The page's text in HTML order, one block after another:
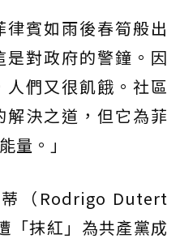
賓如雨後春筍般出
對政府的警鐘。因
們又很飢餓。社區
決之道，但它為菲
量。」
（Rodrigo Dutert
「抹紅」為共產黨成